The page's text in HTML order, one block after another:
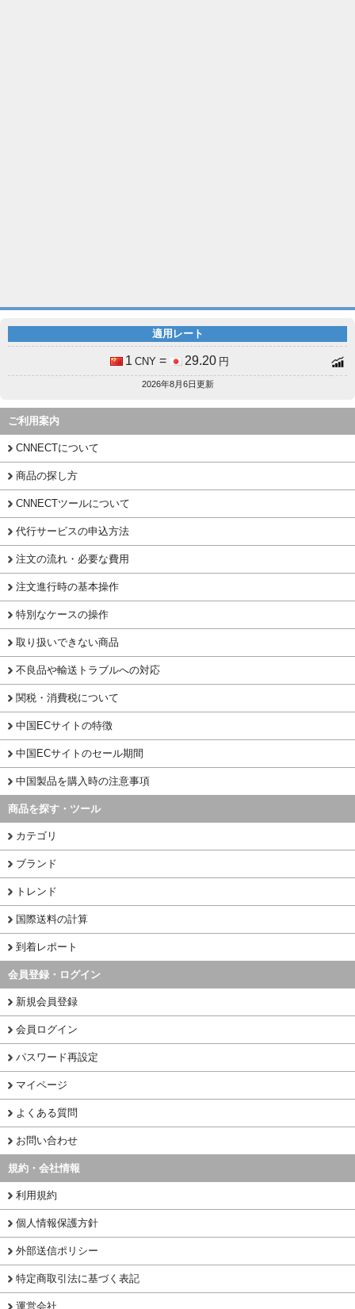
適用レート
1 CNY = 29.20 円
2026年8月6日更新
ご利用案内
CNNECTについて
商品の探し方
CNNECTツールについて
代行サービスの申込方法
注文の流れ・必要な費用
注文進行時の基本操作
特別なケースの操作
取り扱いできない商品
不良品や輸送トラブルへの対応
関税・消費税について
中国ECサイトの特徴
中国ECサイトのセール期間
中国製品を購入時の注意事項
商品を探す・ツール
カテゴリ
ブランド
トレンド
国際送料の計算
到着レポート
会員登録・ログイン
新規会員登録
会員ログイン
パスワード再設定
マイページ
よくある質問
お問い合わせ
規約・会社情報
利用規約
個人情報保護方針
外部送信ポリシー
特定商取引法に基づく表記
運営会社